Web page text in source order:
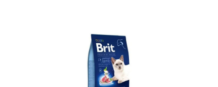
KRÁLÍCI/HLODAVCI/PTÁCI